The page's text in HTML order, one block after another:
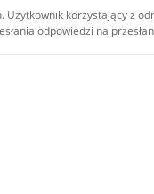
korzystający z
odpowiedzi na
są
tych samych
materiały audio i wideo,
użycie niekomercyjne -
inaczej.